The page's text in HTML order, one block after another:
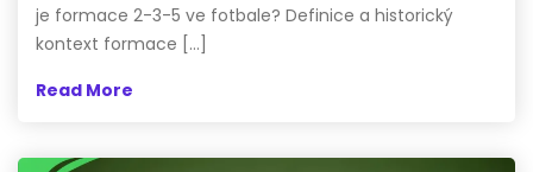
je formace 2-3-5 ve fotbale? Definice a historický
kontext formace […]
Read More